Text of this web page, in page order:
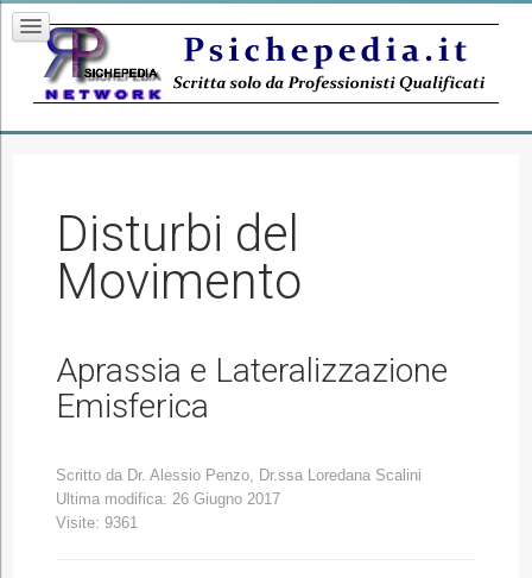
Disturbi del
Movimento
Aprassia e Lateralizzazione
Emisferica
Scritto da Dr. Alessio Penzo, Dr.ssa Loredana Scalini
Ultima modifica: 26 Giugno 2017
Visite: 9361